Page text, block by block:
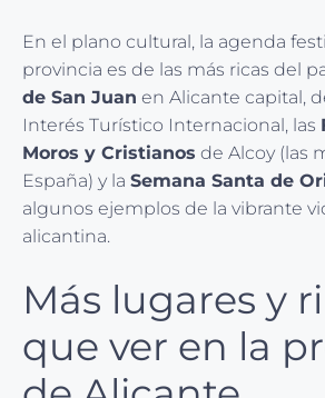
En el plano cultural, la agenda
provincia es de las más ricas del
de San Juan en Alicante capital,
Interés Turístico Internacional, las
Moros y Cristianos de Alcoy (las
España) y la Semana Santa de
algunos ejemplos de la vibrante
alicantina.
Más lugares y
que ver en la